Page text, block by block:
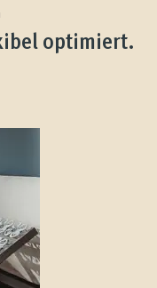
optimiert.